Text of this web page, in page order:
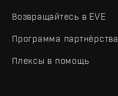
Возвращайтесь в EVE
Программа партнёрства
Плексы в помощь